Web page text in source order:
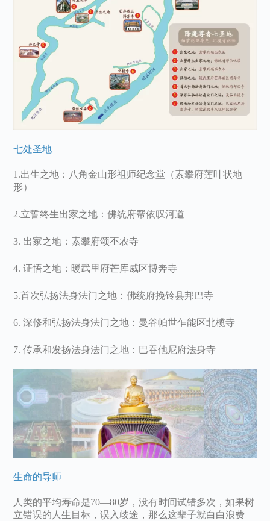
七处圣地
1.出生之地：八角金山形祖师纪念堂（素攀府莲叶状地
形）
2.立誓终生出家之地：佛统府帮依叹河道
3. 出家之地：素攀府颂丕农寺
4. 证悟之地：暖武里府芒库威区博奔寺
5.首次弘扬法身法门之地：佛统府挽铃县邦巴寺
6. 深修和弘扬法身法门之地：曼谷帕世乍能区北榄寺
7. 传承和发扬法身法门之地：巴吞他尼府法身寺
生命的导师
人类的平均寿命是70—80岁，没有时间试错多次，如果树
立错误的人生目标，误入歧途，那么这辈子就白白浪费